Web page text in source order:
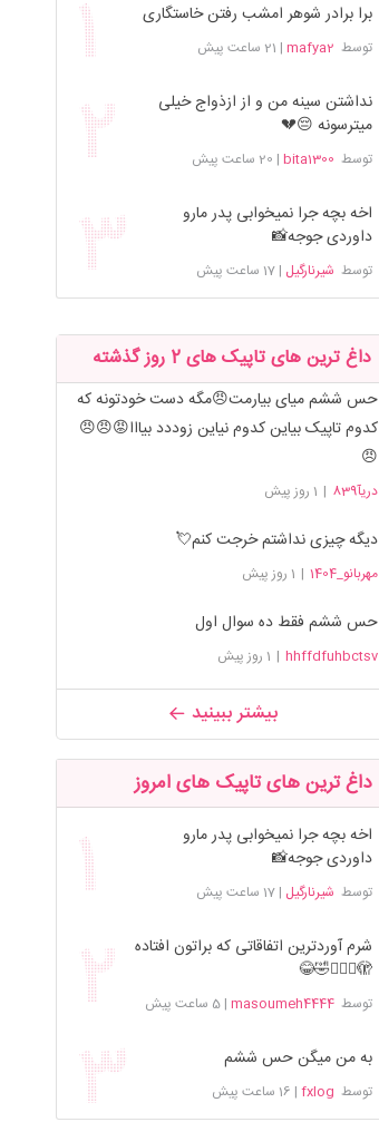
برا برادر شوهر امشب رفتن خاستگاری
توسط mafya2
| 21 ساعت پیش
نداشتن سینه من و از ازذواج خیلی
میترسونه 😔💔
توسط bita1300
| 20 ساعت پیش
اخه بچه جرا نمیخوابی پدر مارو
داوردی جوجه📸
توسط شیرنارگیل |17 ساعت پیش
داغ ترین های تاپیک های 2 روز گذشته
حس ششم میای بیارمت😠مگه دست خودتونه که
کدوم تاپیک بیاین کدوم نیاین زوددد بیااا😡😠😠
😠
دریآ839 | 1 روز پیش
دیگه چیزی نداشتم خرجت کنم💘
مهربانو_1404 | 1 روز پیش
حس ششم فقط ده سوال اول
hhffdfuhbctsv
| 1 روز پیش
بیشتر ببینید
داغ ترین های تاپیک های امروز
اخه بچه جرا نمیخوابی پدر مارو
داوردی جوجه📸
توسط شیرنارگیل |17 ساعت پیش
شرم آوردترین اتفاقاتی که براتون افتاده
🫣🤦🏻‍♀️🤣😂
توسطmasoumeh4444
|5 ساعت پیش
به من میگن حس ششم
توسط fxlog
| 16 ساعت پیش